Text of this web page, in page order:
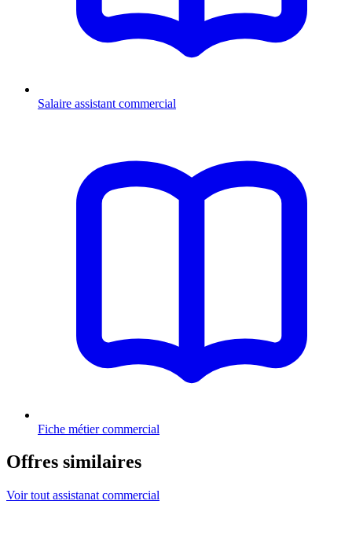
Salaire assistant commercial
Fiche métier commercial
Offres similaires
Voir tout assistanat commercial